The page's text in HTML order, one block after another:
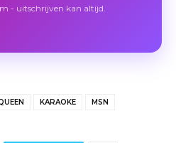
- uitschrijven kan altijd.
KARAOKE MSN